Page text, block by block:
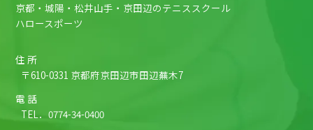
京都・城陽・松井山手・京田辺のテニススクール
ハロースポーツ
住 所
〒610-0331 京都府京田辺市田辺蕪木7
電 話
TEL．0774-34-0400